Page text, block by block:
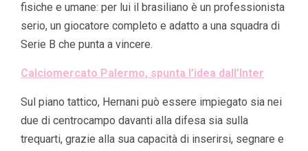
fisiche e umane: per lui il brasiliano è un professionista
serio, un giocatore completo e adatto a una squadra di
Serie B che punta a vincere.
Calciomercato Palermo, spunta l’idea dall’Inter
Sul piano tattico, Hernani può essere impiegato sia nei
due di centrocampo davanti alla difesa sia sulla
trequarti, grazie alla sua capacità di inserirsi, segnare e